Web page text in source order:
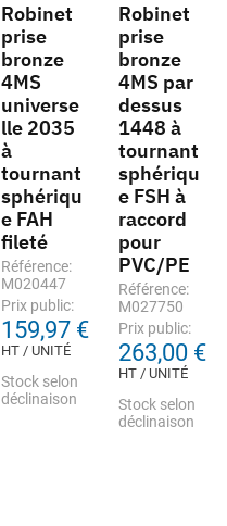
Robinet
prise
bronze
4MS
universe
lle 2035
à
tournant
sphériqu
e FAH
fileté
Référence:
M020447
Prix public:
159,97 €
HT / UNITÉ
Stock selon
déclinaison
Robinet
prise
bronze
4MS par
dessus
1448 à
tournant
sphériqu
e FSH à
raccord
pour
PVC/PE
Référence:
M027750
Prix public:
263,00 €
HT / UNITÉ
Stock selon
déclinaison